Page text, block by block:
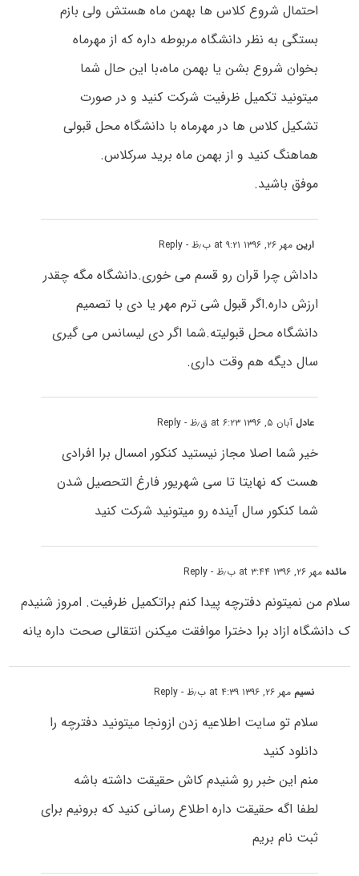
احتمال شروع کلاس ها بهمن ماه هستش ولی بازم
بستگی به نظر دانشگاه مربوطه داره که از مهرماه
بخوان شروع بشن یا بهمن ماه،با این حال شما
میتونید تکمیل ظرفیت شرکت کنید و در صورت
تشکیل کلاس ها در مهرماه با دانشگاه محل قبولی
هماهنگ کنید و از بهمن ماه برید سرکلاس.
موفق باشید.
ارین مهر ۲۶, ۱۳۹۶ at ۹:۲۱ ب٫ظ - Reply
داداش چرا قران رو قسم می خوری.دانشگاه مگه چقدر
ارزش داره.اگر قبول شی ترم مهر یا دی با تصمیم
دانشگاه محل قبولیته.شما اگر دی لیسانس می گیری
سال دیگه هم وقت داری.
عادل آبان ۵, ۱۳۹۶ at ۶:۲۳ ق٫ظ - Reply
خیر شما اصلا مجاز نیستید کنکور امسال برا افرادی
هست که نهایتا تا سی شهریور فارغ التحصیل شدن
شما کنکور سال آینده رو میتونید شرکت کنید
مائده مهر ۲۶, ۱۳۹۶ at ۳:۴۴ ب٫ظ - Reply
سلام من نمیتونم دفترچه پیدا کنم براتکمیل ظرفیت. امروز شنیدم
ک دانشگاه ازاد برا دخترا موافقت میکنن انتقالی صحت داره یانه
نسیم مهر ۲۶, ۱۳۹۶ at ۴:۳۹ ب٫ظ - Reply
سلام تو سایت اطلاعیه زدن ازونجا میتونید دفترچه را
دانلود کنید
منم این خبر رو شنیدم کاش حقیقت داشته باشه
لطفا اگه حقیقت داره اطلاع رسانی کنید که برونیم برای
ثبت نام بریم